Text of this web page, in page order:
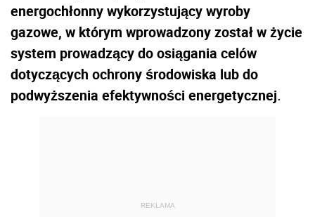
energochłonny wykorzystujący wyroby
gazowe, w którym wprowadzony został w życie
system prowadzący do osiągania celów
dotyczących ochrony środowiska lub do
podwyższenia efektywności energetycznej.
REKLAMA